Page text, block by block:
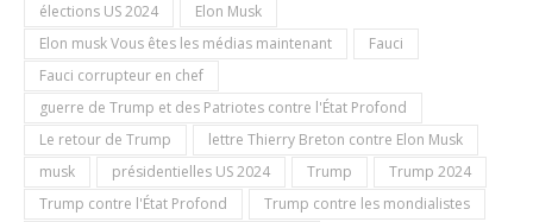
élections US 2024
Elon Musk
Elon musk Vous êtes les médias maintenant
Fauci
Fauci corrupteur en chef
guerre de Trump et des Patriotes contre l'État Profond
Le retour de Trump
lettre Thierry Breton contre Elon Musk
musk
présidentielles US 2024 Trump
Trump 2024
Trump contre l'État Profond
Trump contre les mondialistes